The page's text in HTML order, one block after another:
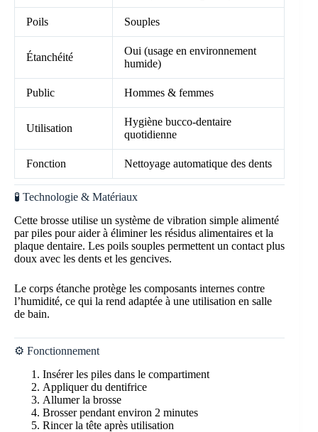
Poils Souples
Étanchéité
Oui (usage en environnement
humide)
Public Hommes & femmes
Utilisation
Hygiène bucco-dentaire
quotidienne
Fonction Nettoyage automatique des dents
🧪 Technologie & Matériaux
Cette brosse utilise un système de vibration simple alimenté
par piles pour aider à éliminer les résidus alimentaires et la
plaque dentaire. Les poils souples permettent un contact plus
doux avec les dents et les gencives.
Le corps étanche protège les composants internes contre
l’humidité, ce qui la rend adaptée à une utilisation en salle
de bain.
⚙️ Fonctionnement
Insérer les piles dans le compartiment
Appliquer du dentifrice
Allumer la brosse
Brosser pendant environ 2 minutes
Rincer la tête après utilisation